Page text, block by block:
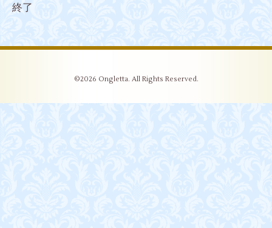
終了
©2026 Ongletta. All Rights Reserved.